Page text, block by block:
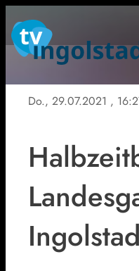
Do., 29.07.2021 ,